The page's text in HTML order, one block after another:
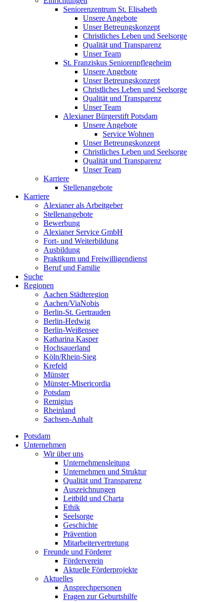
Seniorenzentrum St. Elisabeth
Unsere Angebote
Unser Betreungskonzept
Christliches Leben und Seelsorge
Qualität und Transparenz
Unser Team
St. Franziskus Seniorenpflegeheim
Unsere Angebote
Unser Betreungskonzept
Christliches Leben und Seelsorge
Qualität und Transparenz
Unser Team
Alexianer Bürgerstift Potsdam
Unsere Angebote
Service Wohnen
Unser Betreungskonzept
Christliches Leben und Seelsorge
Qualität und Transparenz
Unser Team
Karriere
Stellenangebote
Karriere
Alexianer als Arbeitgeber
Stellenangebote
Bewerbung
Alexianer Service GmbH
Fort- und Weiterbildung
Ausbildung
Praktikum und Freiwilligendienst
Beruf und Familie
Suche
Regionen
Aachen Städteregion
Aachen/ViaNobis
Berlin-St. Gertrauden
Berlin-Hedwig
Berlin-Weißensee
Katharina Kasper
Hochsauerland
Köln/Rhein-Sieg
Krefeld
Münster
Münster-Misericordia
Potsdam
Remigius
Rheinland
Sachsen-Anhalt
Potsdam
Unternehmen
Wir über uns
Unternehmensleitung
Unternehmen und Struktur
Qualität und Transparenz
Auszeichnungen
Leitbild und Charta
Ethik
Seelsorge
Geschichte
Prävention
Mitarbeitervertretung
Freunde und Förderer
Förderverein
Aktuelle Förderprojekte
Aktuelles
Ansprechpersonen
Fragen zur Geburtshilfe